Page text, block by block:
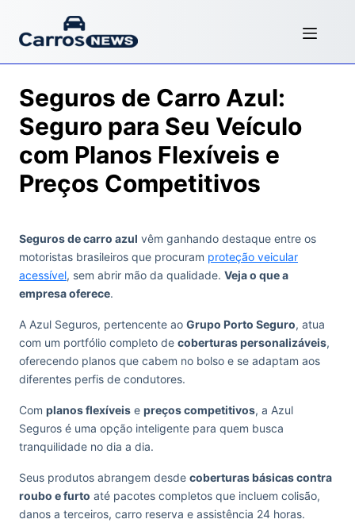
Seguros de Carro Azul:
Seguro para Seu Veículo
com Planos Flexíveis e
Preços Competitivos
Seguros de carro azul vêm ganhando destaque entre os
motoristas brasileiros que procuram proteção veicular
acessível, sem abrir mão da qualidade. Veja o que a
empresa oferece.
A Azul Seguros, pertencente ao Grupo Porto Seguro, atua
com um portfólio completo de coberturas personalizáveis,
oferecendo planos que cabem no bolso e se adaptam aos
diferentes perfis de condutores.
Com planos flexíveis e preços competitivos, a Azul
Seguros é uma opção inteligente para quem busca
tranquilidade no dia a dia.
Seus produtos abrangem desde coberturas básicas contra
roubo e furto até pacotes completos que incluem colisão,
danos a terceiros, carro reserva e assistência 24 horas.